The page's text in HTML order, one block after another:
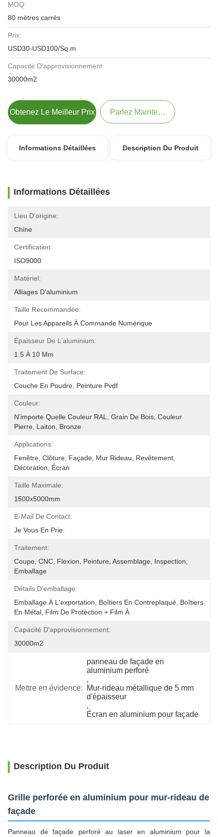
MOQ:
80 mètres carrés
Prix:
USD30-USD100/Sq.m
Capacité D'approvisionnement:
30000m2
Obtenez Le Meilleur Prix Parlez Maintenant.
Informations Détaillées Description Du Produit
Informations Détaillées
Lieu D'origine:
Chine
Certification:
ISO9000
Matériel:
Alliages D'aluminium
Taille Recommandée:
Pour Les Appareils À Commande Numérique
Épaisseur De L'aluminium:
1.5 À 10 Mm
Traitement De Surface:
Couche En Poudre, Peinture Pvdf
Couleur:
N'importe Quelle Couleur RAL, Grain De Bois, Couleur
Pierre, Laiton, Bronze
Applications:
Fenêtre, Clôture, Façade, Mur Rideau, Revêtement,
Décoration, Écran
Taille Maximale:
1500x5000mm
E-Mail De Contact:
Je Vous En Prie.
Traitement:
Coupe, CNC, Flexion, Peinture, Assemblage, Inspection,
Emballage
Détails D'emballage:
Emballage À L'exportation, Boîtiers En Contreplaqué, Boîtiers
En Métal, Film De Protection + Film À
Capacité D'approvisionnement:
30000m2
Mettre en évidence:
panneau de façade en
aluminium perforé
,
Mur-rideau métallique de 5 mm
d'épaisseur
,
Écran en aluminium pour façade
Description Du Produit
Grille perforée en aluminium pour mur-rideau de
façade
Panneau de façade perforé au laser en aluminium pour la